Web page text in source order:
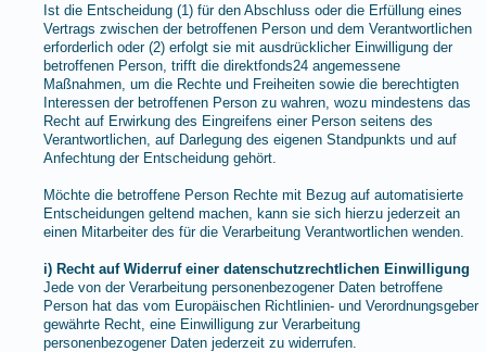
Ist die Entscheidung (1) für den Abschluss oder die Erfüllung eines
Vertrags zwischen der betroffenen Person und dem Verantwortlichen
erforderlich oder (2) erfolgt sie mit ausdrücklicher Einwilligung der
betroffenen Person, trifft die direktfonds24 angemessene
Maßnahmen, um die Rechte und Freiheiten sowie die berechtigten
Interessen der betroffenen Person zu wahren, wozu mindestens das
Recht auf Erwirkung des Eingreifens einer Person seitens des
Verantwortlichen, auf Darlegung des eigenen Standpunkts und auf
Anfechtung der Entscheidung gehört.
Möchte die betroffene Person Rechte mit Bezug auf automatisierte
Entscheidungen geltend machen, kann sie sich hierzu jederzeit an
einen Mitarbeiter des für die Verarbeitung Verantwortlichen wenden.
i) Recht auf Widerruf einer datenschutzrechtlichen Einwilligung
Jede von der Verarbeitung personenbezogener Daten betroffene
Person hat das vom Europäischen Richtlinien- und Verordnungsgeber
gewährte Recht, eine Einwilligung zur Verarbeitung
personenbezogener Daten jederzeit zu widerrufen.